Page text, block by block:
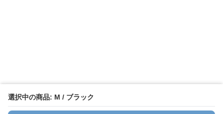
選択中の商品: M / ブラック